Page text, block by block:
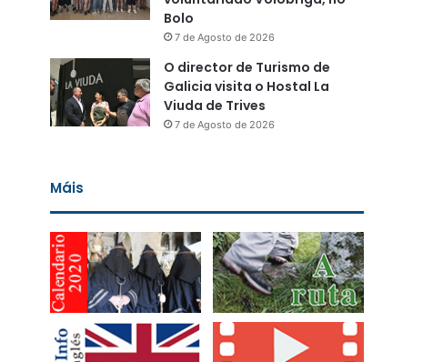
Bolo
7 de Agosto de 2026
O director de Turismo de
Galicia visita o Hostal La
Viuda de Trives
7 de Agosto de 2026
Máis